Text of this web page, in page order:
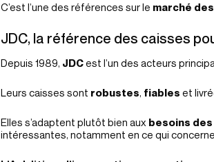
C’est l’une des références sur le marché
JDC, la référence des caisses
Depuis 1989, JDCest l’un des acteurs
Leurs caisses sont robustes, fiables et
Elles s’adaptent plutôt bien aux besoins
intéressantes, notamment en ce qui